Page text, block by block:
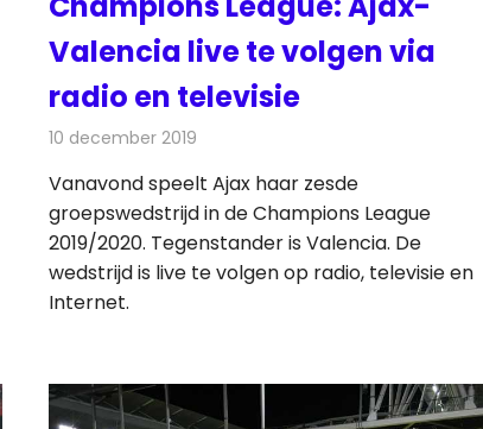
Valencia live te volgen via
radio en televisie
10 december 2019
Vanavond speelt Ajax haar zesde
groepswedstrijd in de Champions League
2019/2020. Tegenstander is Valencia. De
wedstrijd is live te volgen op radio, televisie en
Internet.